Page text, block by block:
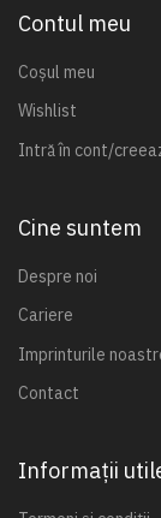
Contul meu
Coșul meu
Wishlist
Intră în cont/
Cine suntem
Despre noi
Cariere
Imprinturile
Contact
Informații